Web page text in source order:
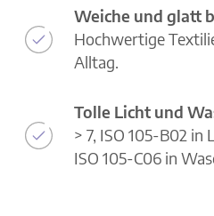
Weiche und glatt
Hochwertige
Alltag.
Tolle Licht und
> 7, ISO 105-B02
ISO 105-C06 in